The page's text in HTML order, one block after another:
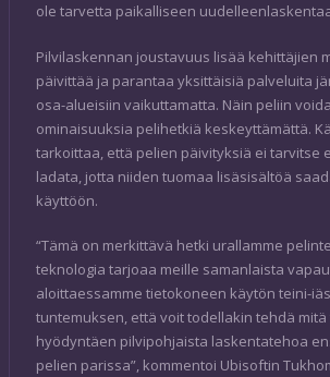
ole tarvetta paikalliseen
Pilvilaskennan joustavuus lisää kehittäjien
päivittää ja parantaa yksittäisiä palveluita
osa-alueisiin vaikuttamatta. Näin peliin
ominaisuuksia pelihetkiä keskeyttämättä.
tarkoittaa, että pelien päivityksiä ei tarvitse
ladata, jotta niiden tuomaa lisäsisältöä
käyttöön.
“Tämä on merkittävä hetki urallamme
teknologia tarjoaa meille samanlaista
aloittaessamme tietokoneen käytön teini-
tuntemuksen, että voit todellakin tehdä
hyödyntäen pilvipohjaista laskentatehoa
pelien parissa”, kommentoi Ubisoftin